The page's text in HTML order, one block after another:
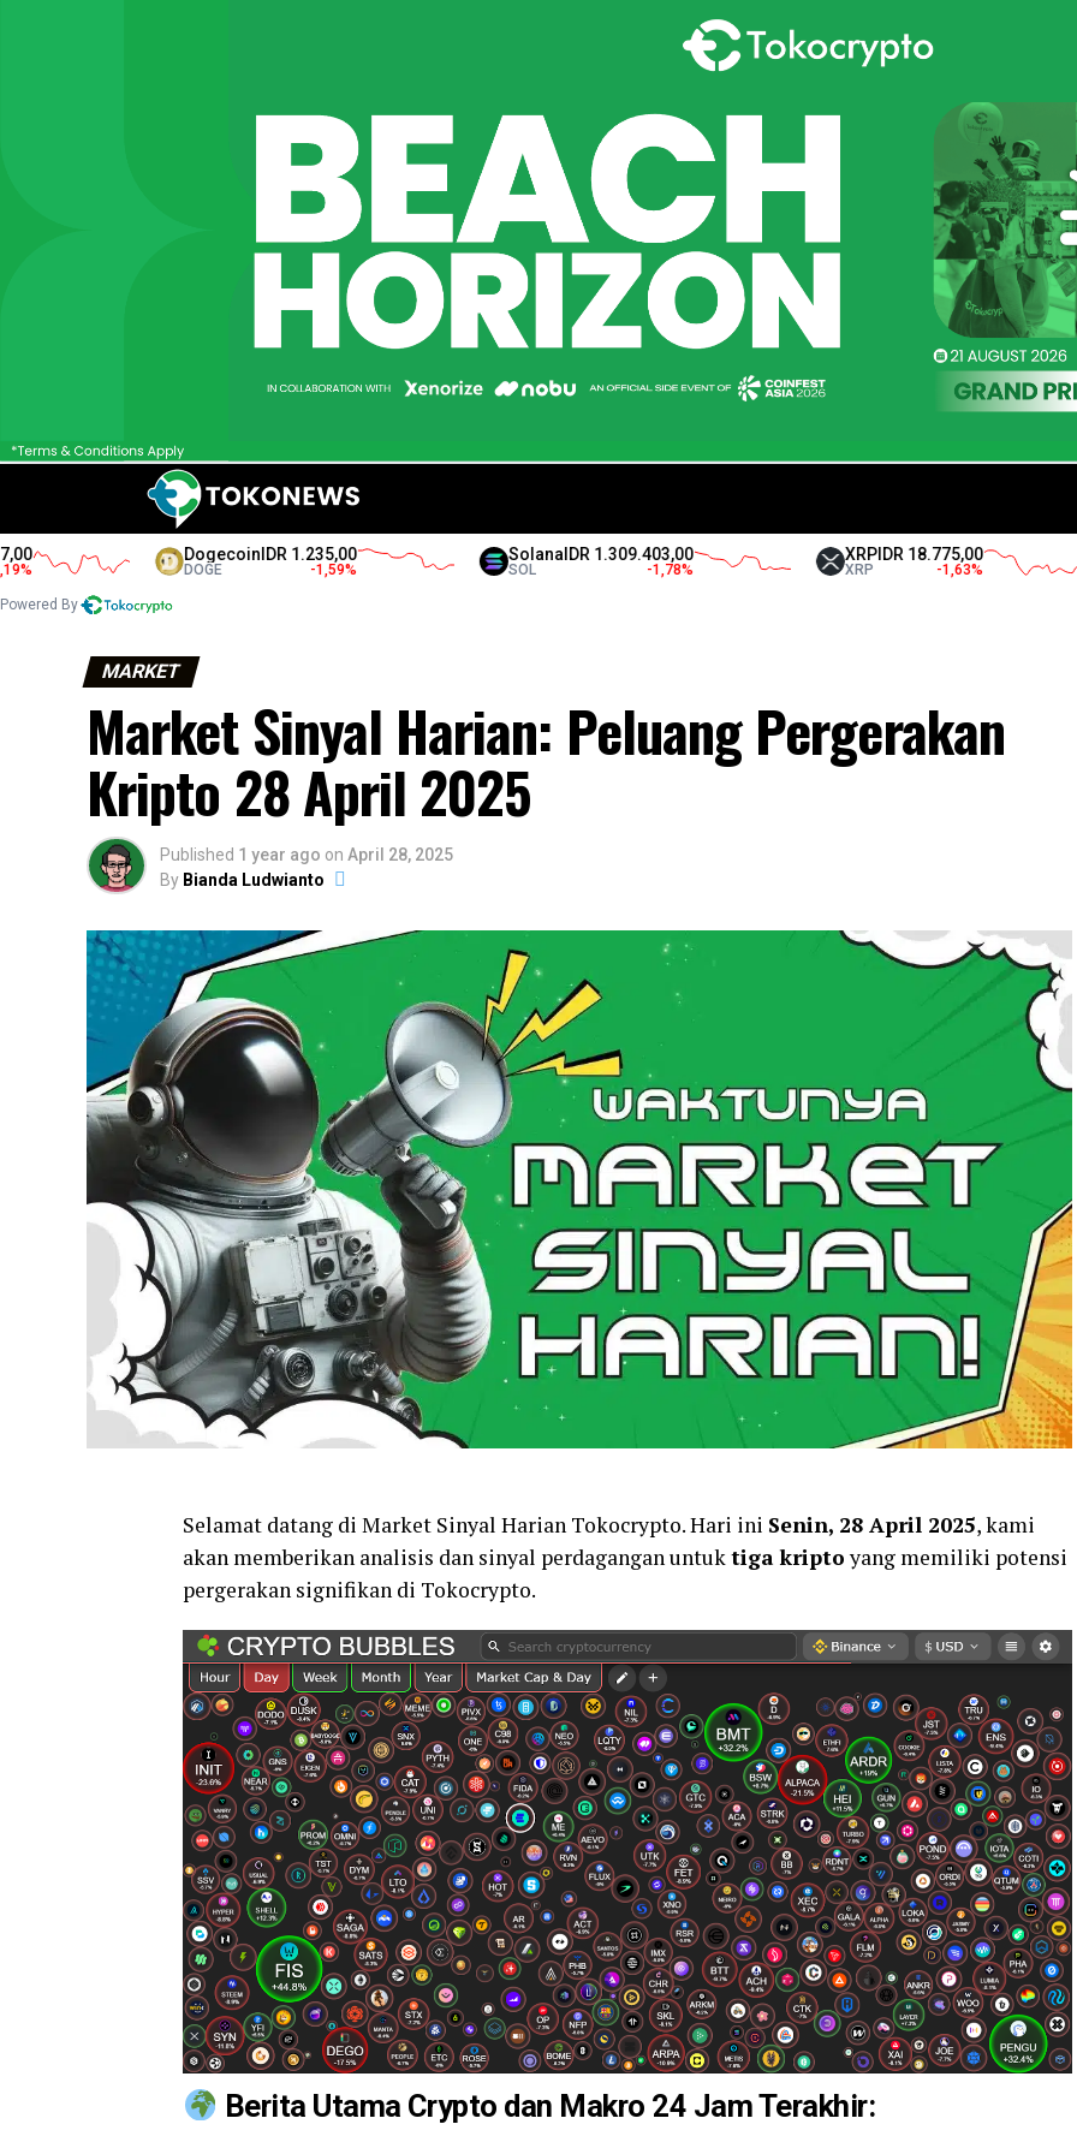
DogecoinIDR 1.235,00
DOGE
SolanaIDR 1.309.403,00
SOL
IDR 18.775,00
XRP
Powered By
MARKET
Market Sinyal Harian: Peluang Pergerakan
Kripto 28 April 2025
Published 1 year ago on April 28, 2025
By Bianda Ludwianto
Selamat datang di Market Sinyal Harian Tokocrypto. Hari ini Senin, 28 April 2025, kami
akan memberikan analisis dan sinyal perdagangan untuktiga kriptoyang memiliki potensi
pergerakan signifikan di Tokocrypto.
Berita Utama Crypto dan Makro 24 Jam Terakhir: